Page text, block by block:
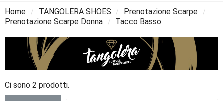
Home TANGOLERA SHOES
Prenotazione Scarpe
Prenotazione Scarpe Donna
Tacco Basso
Ci sono 2 prodotti.